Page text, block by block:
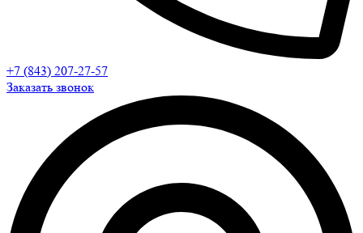
+7 (843) 207-27-57
Заказать звонок